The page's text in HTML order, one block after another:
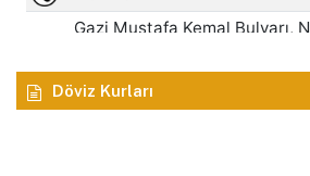
Döviz Kurları